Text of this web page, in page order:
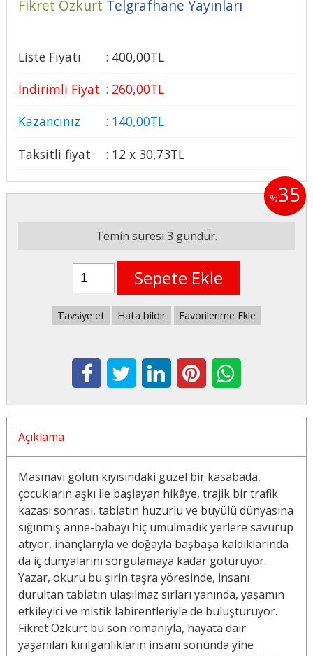
Fikret Özkurt Telgrafhane Yayınları
Liste Fiyatı : 400,00TL
İndirimli Fiyat : 260,00TL
Kazancınız
: 140,00TL
Taksitli fiyat
: 12 x 30,73TL
%35
Temin süresi 3 gündür.
Sepete Ekle
Tavsiye et Hata bildir Favorilerime Ekle
Açıklama
Masmavi gölün kıyısındaki güzel bir kasabada,
çocukların aşkı ile başlayan hikâye, trajik bir trafik
kazası sonrası, tabiatın huzurlu ve büyülü dünyasına
sığınmış anne-babayı hiç umulmadık yerlere savurup
atıyor, inançlarıyla ve doğayla başbaşa kaldıklarında
da iç dünyalarını sorgulamaya kadar götürüyor.
Yazar, okuru bu şirin taşra yöresinde, insanı
durultan tabiatın ulaşılmaz sırları yanında, yaşamın
etkileyici ve mistik labirentleriyle de buluşturuyor.
Fikret Özkurt bu son romanıyla, hayata dair
yaşanılan kırılganlıkların insanı sonunda yine